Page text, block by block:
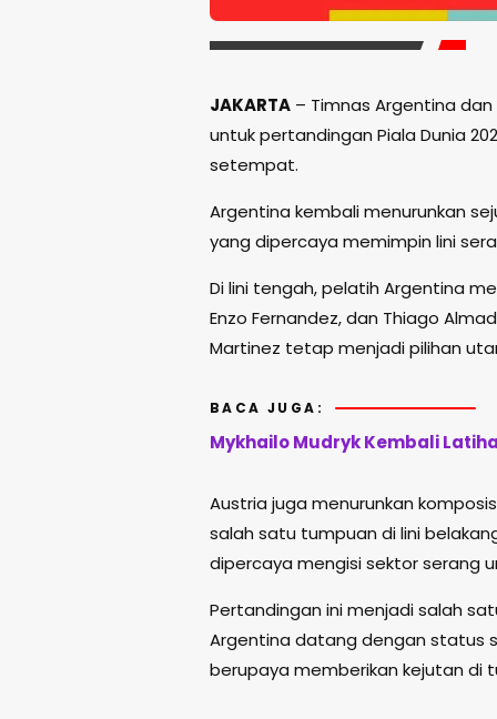
JAKARTA – Timnas Argentina
untuk pertandingan Piala Dunia
setempat.
Argentina kembali menurunkan
yang dipercaya memimpin lini
Di lini tengah, pelatih Argentina
Enzo Fernandez, dan Thiago
Martinez tetap menjadi pilihan
BACA JUGA:
Mykhailo Mudryk Kembali
Austria juga menurunkan
salah satu tumpuan di lini
dipercaya mengisi sektor serang
Pertandingan ini menjadi salah
Argentina datang dengan status
berupaya memberikan kejutan di